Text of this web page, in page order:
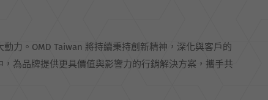
力。OMD Taiwan 將持續秉持創新精神，深化與客戶的
為品牌提供更具價值與影響力的行銷解決方案，攜手共